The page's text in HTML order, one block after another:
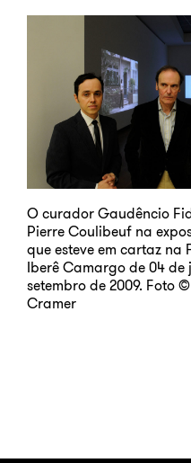
O curador Gaudêncio
Pierre Coulibeuf na
que esteve em cartaz na
Iberê Camargo de 04 de
setembro de 2009. Foto
Cramer